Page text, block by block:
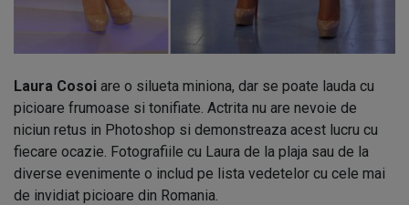
Laura Cosoi are o silueta miniona, dar se poate lauda cu
picioare frumoase si tonifiate. Actrita nu are nevoie de
niciun retus in Photoshop si demonstreaza acest lucru cu
fiecare ocazie. Fotografiile cu Laura de la plaja sau de la
diverse evenimente o includ pe lista vedetelor cu cele mai
de invidiat picioare din Romania.